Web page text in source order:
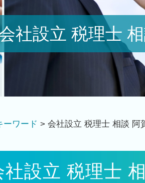
社設立 税理士
ーワード > 会社設立 税理士 相談 阿
社設立 税理士